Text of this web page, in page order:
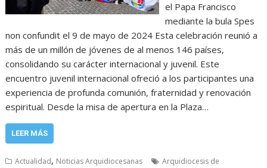
el Papa Francisco
mediante la bula Spes
non confundit el 9 de mayo de 2024 Esta celebración reunió a
más de un millón de jóvenes de al menos 146 países,
consolidando su carácter internacional y juvenil. Este
encuentro juvenil internacional ofreció a los participantes una
experiencia de profunda comunión, fraternidad y renovación
espiritual. Desde la misa de apertura en la Plaza…
LEER MÁS
Actualidad, Noticias Arquidiocesanas
Arquidiocesis de